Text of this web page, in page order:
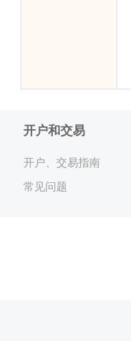
开户和交易
开户、交易指南
常见问题